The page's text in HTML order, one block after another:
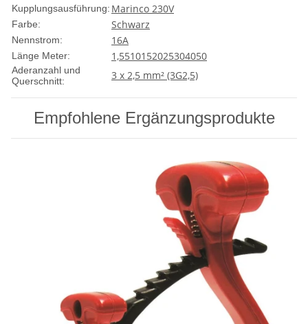
Kupplungsausführung: Marinco 230V
Farbe: Schwarz
Nennstrom: 16A
Länge Meter: 1,5510152025304050
Aderanzahl und
Querschnitt:
3 x 2,5 mm² (3G2,5)
Empfohlene Ergänzungsprodukte